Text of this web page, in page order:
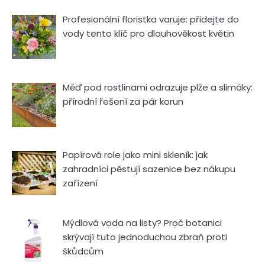
Profesionální floristka varuje: přidejte do
vody tento klíč pro dlouhověkost květin
Měď pod rostlinami odrazuje plže a slimáky:
přírodní řešení za pár korun
Papírová role jako mini skleník: jak
zahradníci pěstují sazenice bez nákupu
zařízení
Mýdlová voda na listy? Proč botanici
skrývají tuto jednoduchou zbraň proti
škůdcům